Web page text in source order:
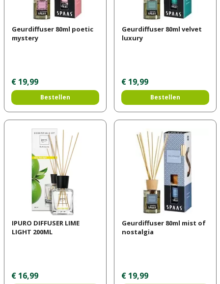
Geurdiffuser 80ml poetic
mystery
€ 19,99
Bestellen
Geurdiffuser 80ml velvet
luxury
€ 19,99
Bestellen
IPURO DIFFUSER LIME
LIGHT 200ML
€ 16,99
Geurdiffuser 80ml mist of
nostalgia
€ 19,99